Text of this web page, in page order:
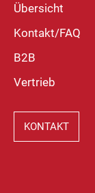
Übersicht
Kontakt/FAQ
B2B
Vertrieb
KONTAKT